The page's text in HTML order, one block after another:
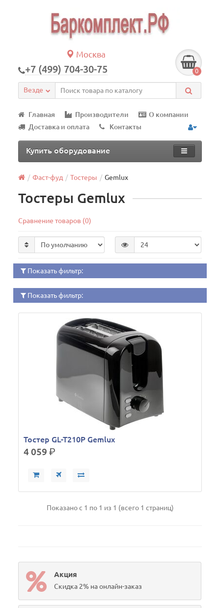
Москва
+7 (499) 704-30-75 0
Везде
Главная Производители
О компании
Доставка и оплата
Контакты
Купить оборудование
Фаст-фуд Тостеры Gemlux
Тостеры Gemlux
Сравнение товаров (0)
Показать фильтр:
Показать фильтр:
Тостер GL-T210P Gemlux
4 059р.
Показано с 1 по 1 из 1 (всего 1 страниц)
Акция
Скидка 2% на онлайн-заказ